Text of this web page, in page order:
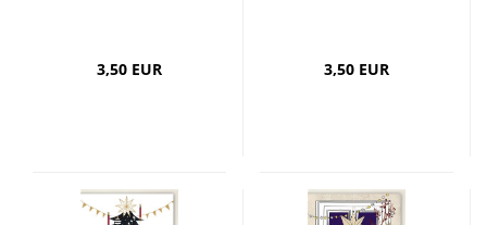
3,50 EUR 3,50 EUR